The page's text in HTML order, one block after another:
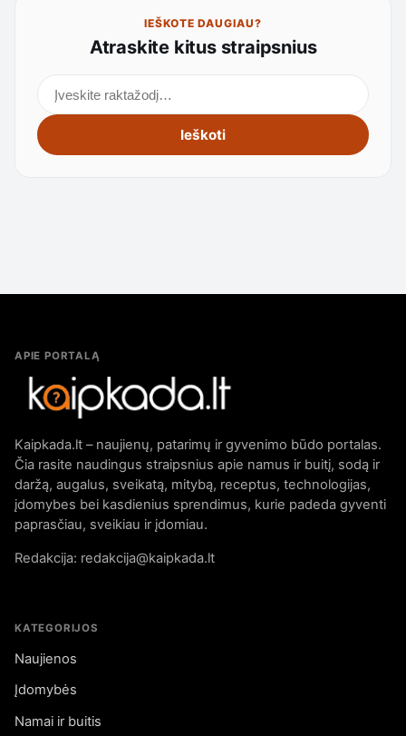
IEŠKOTE DAUGIAU?
Atraskite kitus straipsnius
Ieškoti
APIE PORTALĄ
Kaipkada.lt – naujienų, patarimų ir gyvenimo būdo portalas.
Čia rasite naudingus straipsnius apie namus ir buitį, sodą ir
daržą, augalus, sveikatą, mitybą, receptus, technologijas,
įdomybes bei kasdienius sprendimus, kurie padeda gyventi
paprasčiau, sveikiau ir įdomiau.
Redakcija: redakcija@kaipkada.lt
KATEGORIJOS
Naujienos
Įdomybės
Namai ir buitis